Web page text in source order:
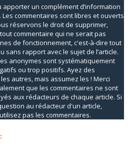
un complément d’information
Les commentaires sont libres et ouverts
réservons le droit de supprimer,
commentaire qui ne serait pas
de fonctionnement, c'est-à-dire tout
sans rapport avec le sujet de l’article.
anonymes sont systématiquement
ou trop positifs. Ayez des
autres, mais assumez les ! Merci
que les commentaires ne sont
aux rédacteurs de chaque article. Si
au rédacteur d'un article,
pas les commentaires.